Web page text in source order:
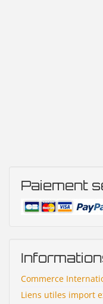
Paiement
Commerce
Liens utiles import